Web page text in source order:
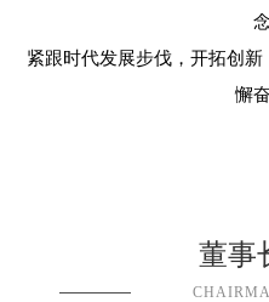
紧跟时代发展步伐，开拓创
懈
董事